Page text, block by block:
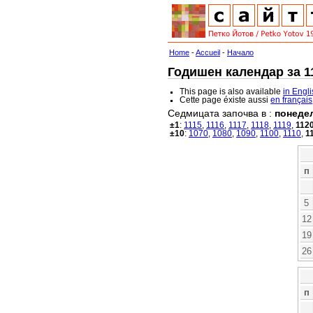
Home -Accueil - Начало
Годишен календар за
This page is also availablein
Cette page éxiste aussien français
Седмицата започва в :
±1: 1115 1116 1117 1118 1119
±10: 1070 1080 1090 1100 1110
п
5
12
19
26
п